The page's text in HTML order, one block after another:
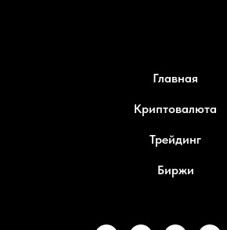
Главная
Криптовалюта
Трейдинг
Биржи